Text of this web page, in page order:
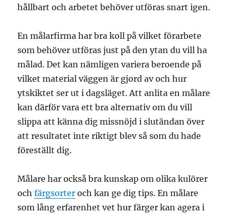
hållbart och arbetet behöver utföras snart igen.
En målarfirma har bra koll på vilket förarbete
som behöver utföras just på den ytan du vill ha
målad. Det kan nämligen variera beroende på
vilket material väggen är gjord av och hur
ytskiktet ser ut i dagsläget. Att anlita en målare
kan därför vara ett bra alternativ om du vill
slippa att känna dig missnöjd i slutändan över
att resultatet inte riktigt blev så som du hade
föreställt dig.
Målare har också bra kunskap om olika kulörer
ochfärgsorter och kan ge dig tips. En målare
som lång erfarenhet vet hur färger kan agera i